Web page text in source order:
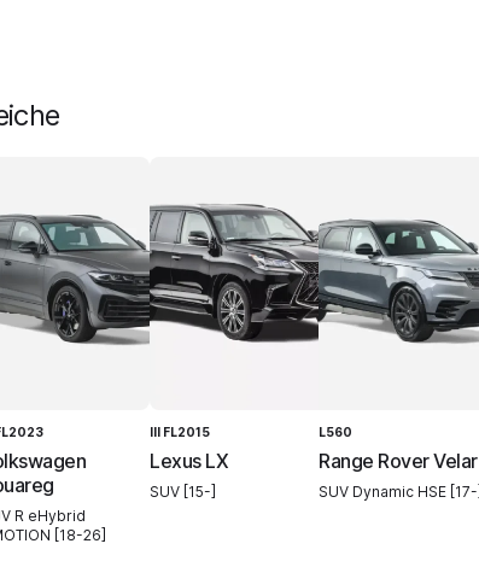
R eHybrid
[18-26]
III FL2015
Lexus LX
SUV [15-]
L560
Range Rover Velar
SUV Dynamic HSE [17-]